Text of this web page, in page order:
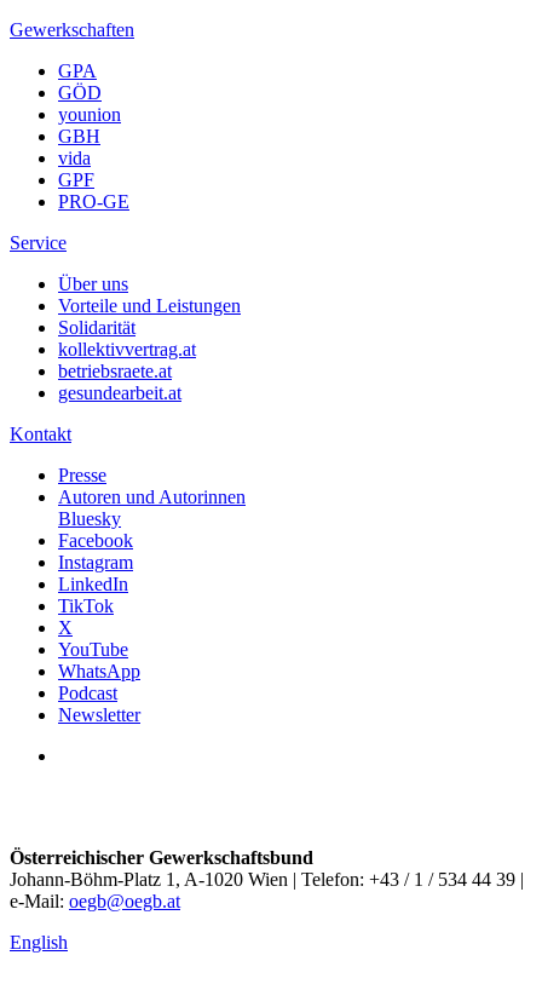
Gewerkschaften
GPA
GÖD
younion
GBH
vida
GPF
PRO-GE
Service
Über uns
Vorteile und Leistungen
Solidarität
kollektivvertrag.at
betriebsraete.at
gesundearbeit.at
Kontakt
Presse
Autoren und Autorinnen
Bluesky
Facebook
Instagram
LinkedIn
TikTok
X
YouTube
WhatsApp
Podcast
Newsletter
Österreichischer Gewerkschaftsbund
Johann-Böhm-Platz 1, A-1020 Wien | Telefon: +43 / 1 / 534 44 39 |
e-Mail: oegb@oegb.at
English